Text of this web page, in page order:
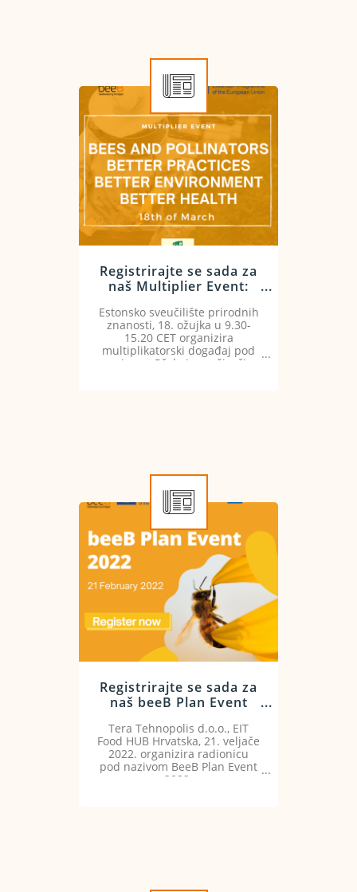
Registrirajte se sada za
naš Multiplier Event:
prakse, bolji okoliš,
bolje zdravlje
Estonsko sveučilište prirodnih
znanosti, 18. ožujka u 9.30-
15.20 CET organizira
multiplikatorski događaj pod
nazivom „Pčele i oprašivači –
Registrirajte se sada za
naš beeB Plan Event
Tera Tehnopolis d.o.o., EIT
Food HUB Hrvatska, 21. veljače
2022. organizira radionicu
pod nazivom BeeB Plan Event
2022.